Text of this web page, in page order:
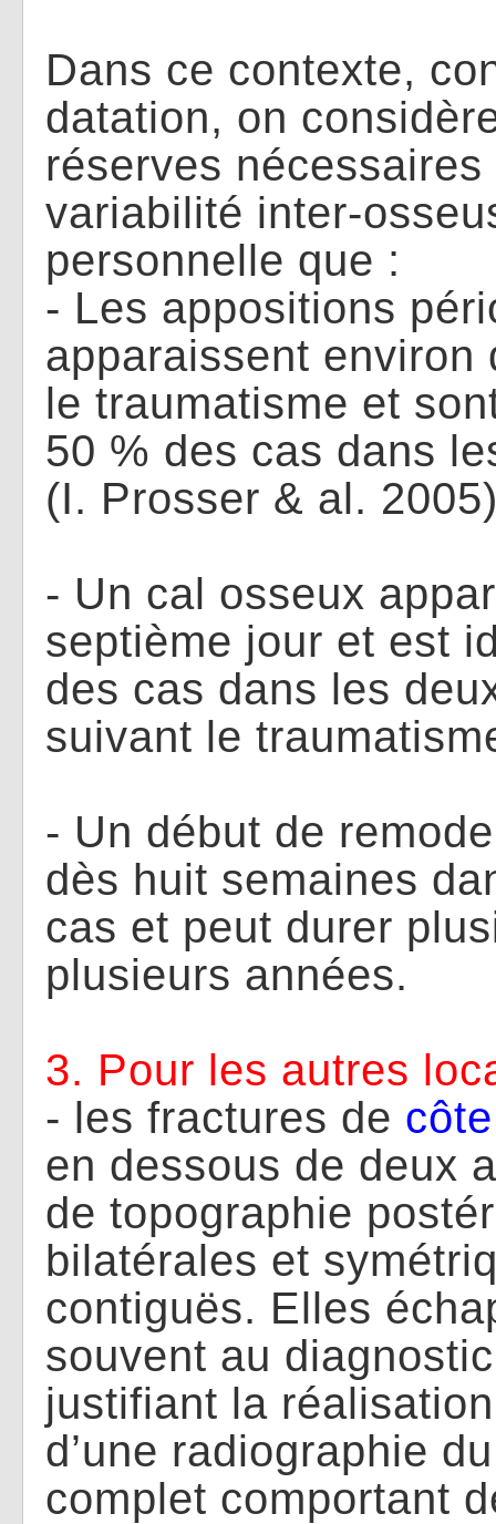
Dans ce contexte,
datation, on
réserves
variabilité inter-
personnelle que :
- Les appositions
apparaissent environ
le traumatisme et
50 % des cas dans
(I. Prosser & al.
- Un cal osseux
septième jour et est
des cas dans les
suivant le
- Un début de
dès huit semaines
cas et peut durer
plusieurs années.
3. Pour les autres
- les fractures de
en dessous de deux
de topographie
bilatérales et
contiguës. Elles
souvent au
justifiant la
d’une radiographie
complet comportant